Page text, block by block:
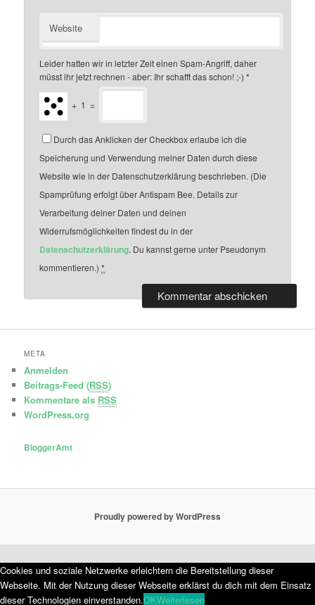
Website
Leider hatten wir in letzter Zeit einen Spam-Angriff, daher
müsst ihr jetzt rechnen - aber: Ihr schafft das schon! ;-) *
+ 1 =
Durch das Anklicken der Checkbox erlaube ich die
Speicherung und Verwendung meiner Daten durch diese
Website wie in der Datenschutzerklärung beschrieben. (Die
Spamprüfung erfolgt über Antispam Bee. Details zur
Verarbeitung deiner Daten und deinen
Widerrufsmöglichkeiten findest du in der
Datenschutzerklärung. Du kannst gerne unter Pseudonym
kommentieren.)*
META
Anmelden
Beitrags-Feed (RSS)
Kommentare als RSS
WordPress.org
BloggerAmt
Proudly powered by WordPress
Cookies und soziale Netzwerke erleichtern die Bereitstellung dieser
Webseite. Mit der Nutzung dieser Webseite erklärst du dich mit dem Einsatz
dieser Technologien einverstanden.OKWeiterlesen